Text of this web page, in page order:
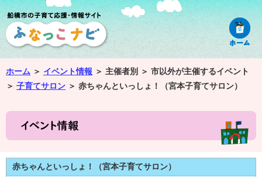
ホーム ＞ イベント情報 ＞ 主催者別 ＞ 市以外が主催するイベント
＞ 子育てサロン ＞ 赤ちゃんといっしょ！（宮本子育てサロン）
赤ちゃんといっしょ！（宮本子育てサロン）